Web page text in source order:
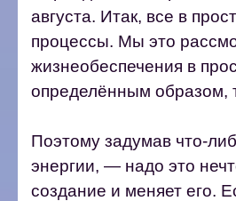
августа. Итак, все в
процессы. Мы это
жизнеобеспечения в
определённым образом,
Поэтому задумав что-
энергии, — надо это
создание и меняет его.